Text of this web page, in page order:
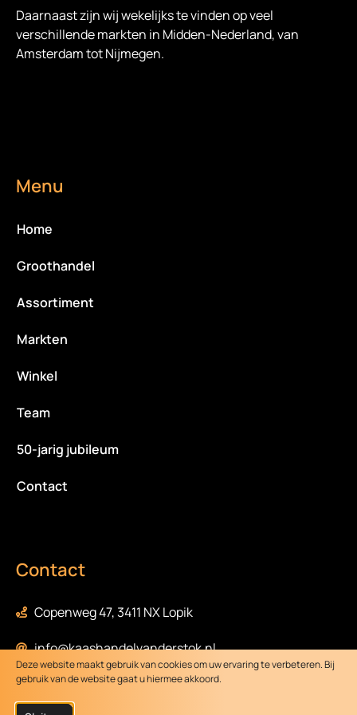
Daarnaast zijn wij wekelijks te vinden op veel
verschillende markten in Midden-Nederland, van
Amsterdam tot Nijmegen.
Menu
Home
Groothandel
Assortiment
Markten
Winkel
Team
50-jarig jubileum
Contact
Contact
Copenweg 47, 3411 NX Lopik
info@kaashandelvanderstok.nl
0348-472058
Deze website maakt gebruik van cookies om uw ervaring te verbeteren. Bij
gebruik van de website gaat u hiermee akkoord.